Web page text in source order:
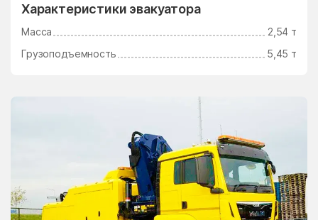
Характеристики эвакуатора
Масса
2,54 т
Грузоподъемность
5,45 т
Ямкино Ярополец
Яхрома